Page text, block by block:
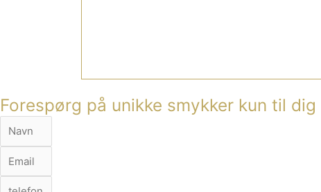
Forespørg på unikke smykker kun til dig